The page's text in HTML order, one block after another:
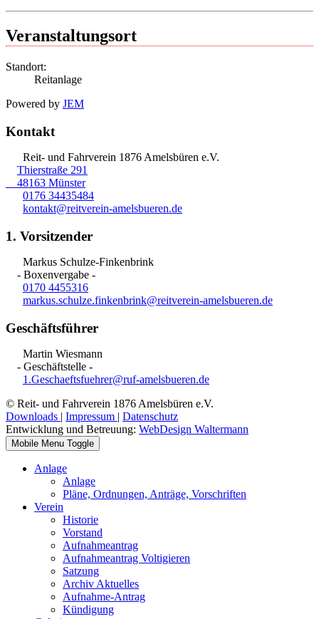
Veranstaltungsort
Standort:
Reitanlage
Powered by JEM
Kontakt
Reit- und Fahrverein 1876 Amelsbüren e.V.
Thierstraße 291
48163 Münster
0176 34435484
kontakt@reitverein-amelsbueren.de
1. Vorsitzender
Markus Schulze-Finkenbrink
- Boxenvergabe -
0170 4455316
markus.schulze.finkenbrink@reitverein-amelsbueren.de
Geschäftsführer
Martin Wiesmann
- Geschäftstelle -
1.Geschaeftsfuehrer@ruf-amelsbueren.de
© Reit- und Fahrverein 1876 Amelsbüren e.V.
Downloads | Impressum | Datenschutz
Entwicklung und Betreuung: WebDesign Waltermann
Mobile Menu Toggle
Anlage
Anlage
Pläne, Ordnungen, Anträge, Vorschriften
Verein
Historie
Vorstand
Aufnahmeantrag
Aufnahmeantrag Voltigieren
Satzung
Archiv Aktuelles
Aufnahme-Antrag
Kündigung